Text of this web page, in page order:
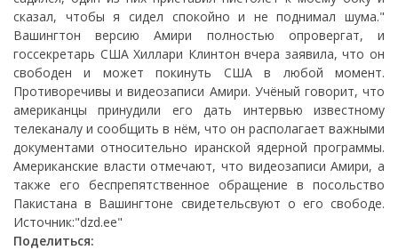
сказал, чтобы я сидел спокойно и не поднимал шума."
Вашингтон версию Амири полностью опровергат, и
госсекретарь США Хиллари Клинтон вчера заявила, что он
свободен и может покинуть США в любой момент.
Противоречивы и видеозаписи Амири. Учёный говорит, что
американцы принудили его дать интервью известному
телеканалу и сообщить в нём, что он располагает важными
документами относительно иранской ядерной программы.
Американские власти отмечают, что видеозаписи Амири, а
также его беспрепятственное обращение в посольство
Пакистана в Вашингтоне свидетельсвуют о его свободе.
Источник:"dzd.ee"
Поделиться: